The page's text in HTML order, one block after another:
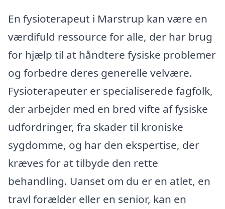
En fysioterapeut i Marstrup kan være en
værdifuld ressource for alle, der har brug
for hjælp til at håndtere fysiske problemer
og forbedre deres generelle velvære.
Fysioterapeuter er specialiserede fagfolk,
der arbejder med en bred vifte af fysiske
udfordringer, fra skader til kroniske
sygdomme, og har den ekspertise, der
kræves for at tilbyde den rette
behandling. Uanset om du er en atlet, en
travl forælder eller en senior, kan en